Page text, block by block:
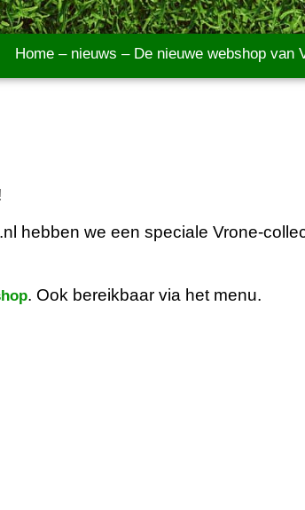
Home– nieuws – De nieuwe webshop van
hebben we een speciale Vrone-
. Ook bereikbaar via het menu.